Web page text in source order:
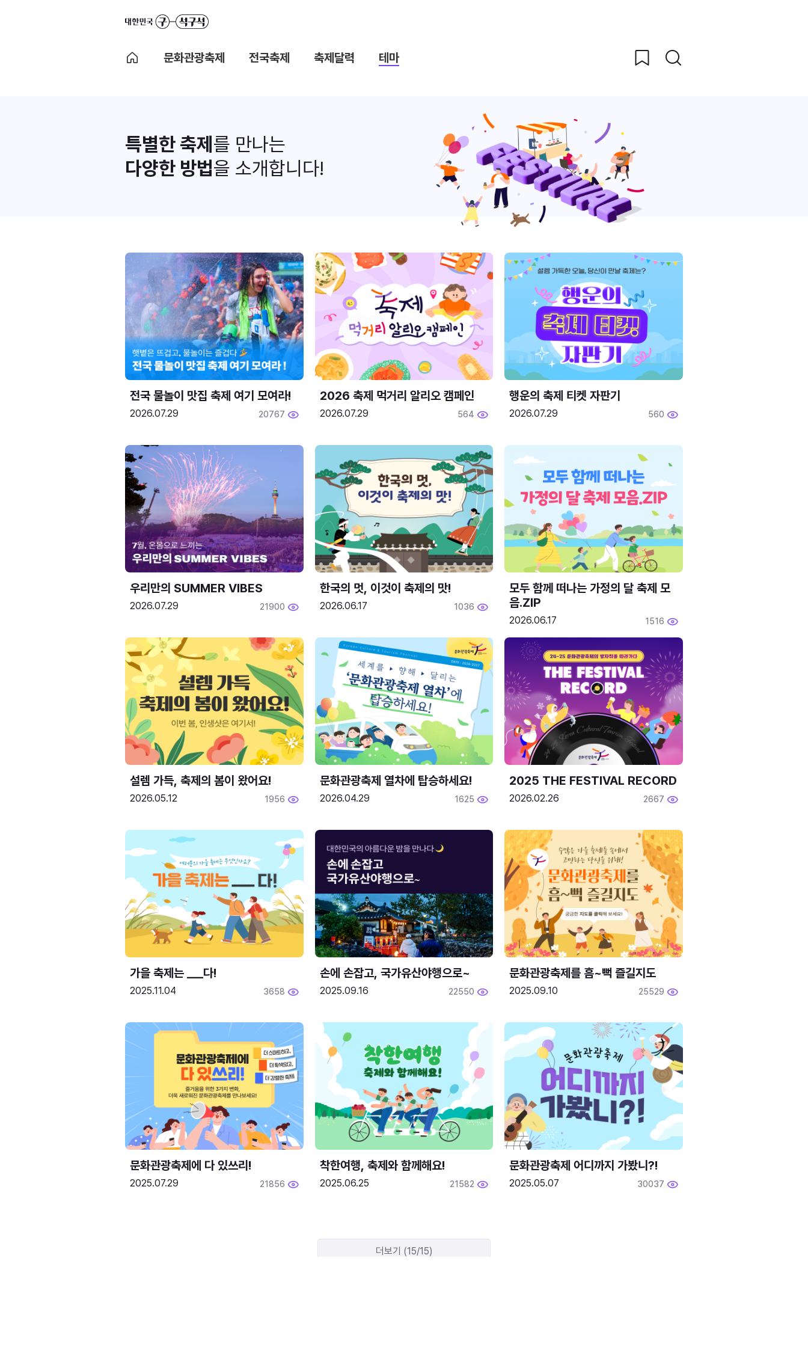
문화관광축제 전국축제 축제달력 테마
특별한 축제 를 만나는
다양한 방법을 소개합니다!
전국 물놀이 맛집 축제 여기 모여라!
2026.07.29 20767
2026 축제 먹거리 알리오 캠페인
2026.07.29 564
행운의 축제 티켓 자판기
2026.07.29 560
우리만의 SUMMER VIBES
2026.07.29 21900
한국의 멋, 이것이 축제의 맛!
2026.06.17 1036
모두 함께 떠나는 가정의 달 축제 모
음.ZIP
2026.06.17 1516
설렘 가득, 축제의 봄이 왔어요!
2026.05.12 1956
문화관광축제 열차에 탑승하세요!
2026.04.29 1625
2025 THE FESTIVAL RECORD
2026.02.26 2667
2025.11.04 3658
손에 손잡고, 국가유산야행으로~
2025.09.16 22550
문화관광축제를 흠~뻑 즐길지도
2025.09.10 25529
문화관광축제에 다 있쓰리!
2025.07.29 21856
착한여행, 축제와 함께해요!
2025.06.25 21582
문화관광축제 어디까지 가봤니?!
2025.05.07 30037
더보기 (15/15)